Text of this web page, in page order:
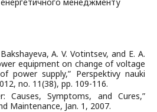
A. V. Votintsev, and E. A.
equipment on change of voltage
power supply,” Perspektivy nauki
no. 11(38), pp. 109-116.
Causes, Symptoms, and Cures,”
Maintenance, Jan. 1, 2007.